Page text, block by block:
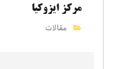
مرکز ایزوکیا
مقالات